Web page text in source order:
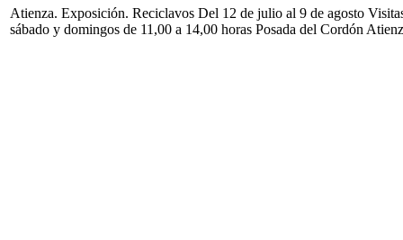
Atienza. Exposición. Reciclavos Del 12 de julio al 9 de agosto
sábado y domingos de 11,00 a 14,00 horas Posada del Cordón